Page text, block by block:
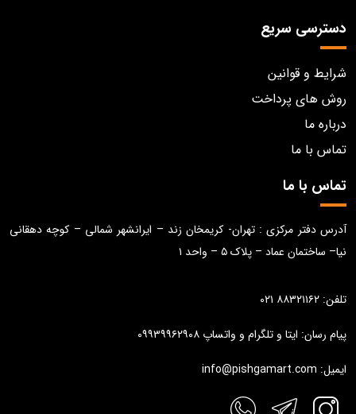
دسترسی سریع
شرایط و قوانین
روش های پرداخت
درباره ما
تماس با ما
تماس با ما
آدرس دفتر مرکزی : تهران- کریمخان زند – ایرانشهر شمالی – کوچه دهقانی
نیا– ساختمان عماد – پلاک ۵ – واحد ۱
تلفن: ۸۸۳۲۱۱۶۲ ۰۲۱
پیام رسان: ایتا و تلگرام و واتساپ ۰۹۹۳۹۹۶۲۹۰۸
ایمیل: info@pishgamart.com